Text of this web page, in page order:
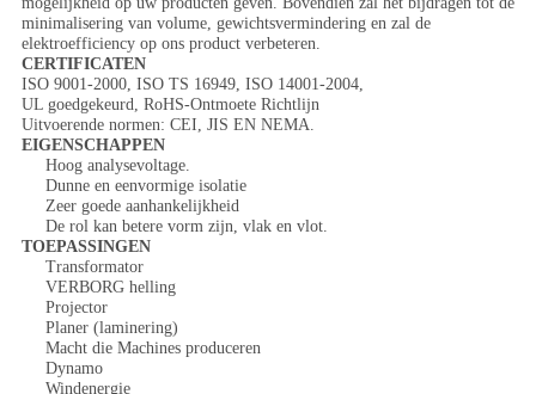
minimalisering van volume, gewichtsvermindering en zal de
elektroefficiency op ons product verbeteren.
CERTIFICATEN
ISO 9001-2000, ISO TS 16949, ISO 14001-2004,
UL goedgekeurd, RoHS-Ontmoete Richtlijn
Uitvoerende normen: CEI, JIS EN NEMA.
EIGENSCHAPPEN
Hoog analysevoltage.
Dunne en eenvormige isolatie
Zeer goede aanhankelijkheid
De rol kan betere vorm zijn, vlak en vlot.
TOEPASSINGEN
Transformator
VERBORG helling
Projector
Planer (laminering)
Macht die Machines produceren
Dynamo
Windenergie